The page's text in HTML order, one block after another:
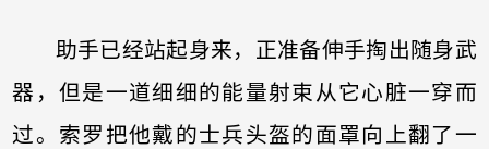
助手已经站起身来，正准备伸手掏出随身武
器，但是一道细细的能量射束从它心脏一穿而
过。索罗把他戴的士兵头盔的面罩向上翻了一